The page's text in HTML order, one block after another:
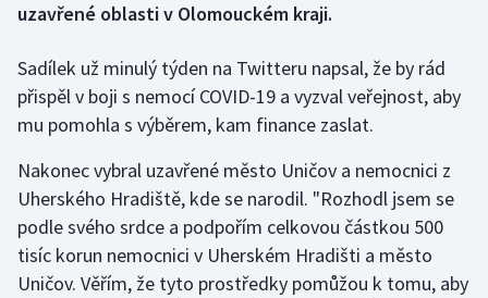
Florbal
Futsal
Golf
Gymnastika
Házená
Jezdectví
uzavřené oblasti v Olomouckém kraji.
Sadílek už minulý týden na Twitteru napsal, že by rád
přispěl v boji s nemocí COVID-19 a vyzval veřejnost, aby
mu pomohla s výběrem, kam finance zaslat.
Nakonec vybral uzavřené město Uničov a nemocnici z
Uherského Hradiště, kde se narodil. "Rozhodl jsem se
podle svého srdce a podpořím celkovou částkou 500
tisíc korun nemocnici v Uherském Hradišti a město
Uničov. Věřím, že tyto prostředky pomůžou k tomu, aby